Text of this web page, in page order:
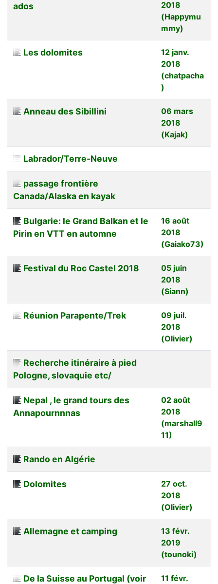
ados
2018
(Happymu
mmy)
Les dolomites
12 janv.
2018
(chatpacha
)
Anneau des Sibillini
06 mars
2018
(Kajak)
Labrador/Terre-Neuve
passage frontière
Canada/Alaska en kayak
Bulgarie: le Grand Balkan et le
Pirin en VTT en automne
16 août
2018
(Gaiako73)
Festival du Roc Castel 2018
05 juin
2018
(Siann)
Réunion Parapente/Trek
09 juil.
2018
(Olivier)
Recherche itinéraire à pied
Pologne, slovaquie etc/
Nepal , le grand tours des
Annapournnnas
02 août
2018
(marshall9
11)
Rando en Algérie
Dolomites
27 oct.
2018
(Olivier)
Allemagne et camping
13 févr.
2019
(tounoki)
De la Suisse au Portugal (voir
11 févr.